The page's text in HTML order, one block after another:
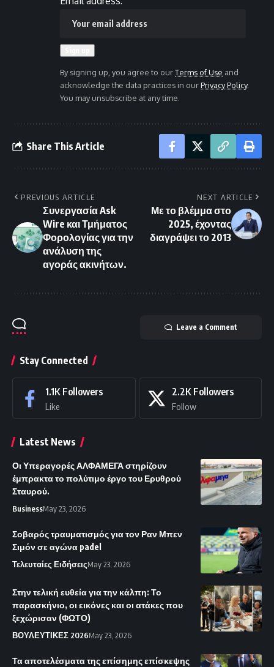
By signing up, you agree to ourTerms of Use and
acknowledge the data practices in ourPrivacy Policy.
You may unsubscribe at any time.
Share This Article
PREVIOUS ARTICLE
Συνεργασία Ask
Wire και Τμήματος
Φορολογίας για την
ανάλυση της
αγοράς ακινήτων.
NEXT ARTICLE
Με το βλέμμα στο
2025, έχοντας
διαγράψει το 2013
Leave a Comment
Stay Connected
1.1K Followers
Like
2.2K Followers
Follow
Latest News
Οι Υπεραγορές ΑΛΦΑΜΕΓΑ στηρίζουν
έμπρακτα το πολύτιμο έργο του Ερυθρού
Σταυρού.
BusinessMay 23, 2026
Σοβαρός τραυματισμός για τον Ραν Μπεν
Σιμόν σε αγώνα padel
Τελευταίες ΕιδήσειςMay 23, 2026
Στην τελική ευθεία για την κάλπη: Το
παρασκήνιο, οι εικόνες και οι ατάκες που
ξεχώρισαν (ΦΩΤΟ)
ΒΟΥΛΕΥΤΙΚΕΣ 2026May 23, 2026
Τα αποτελέσματα της επίσημης επίσκεψης